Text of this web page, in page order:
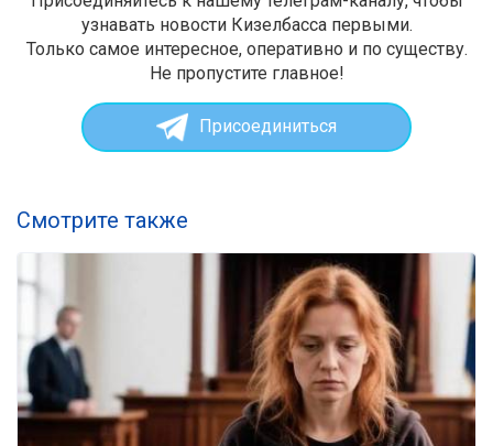
узнавать новости Кизелбасса первыми.
Только самое интересное, оперативно и по существу.
Не пропустите главное!
Присоединиться
Смотрите также